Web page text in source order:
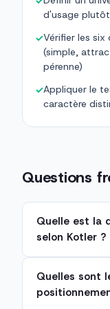
d'usage
✓Vérifier les
(simple,
pérenne)
✓Appliquer le
caractère
Questions
Quelle est la
selon Kotler ?
Quelles sont